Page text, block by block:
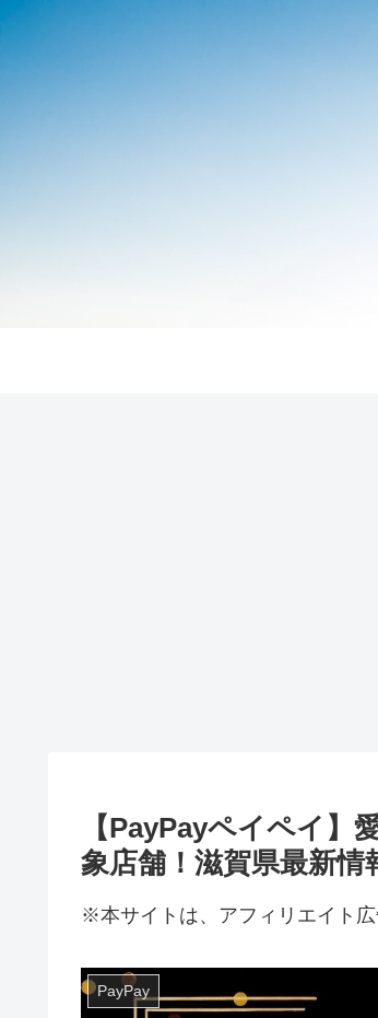
【PayPayペイペイ】
象店舗！滋賀県最新情
※本サイトは、アフィリエイト広
PayPay